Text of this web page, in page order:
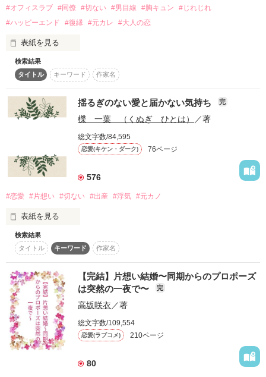
作品を読む
想いを寄せてる人がいるんだ
         だから
    君の事は愛せない
  ◇◆◇◆◇◆
  柚木沙月様   ナオ☆様
  あみなみ様   彩呂羽様
きのこみお様
感想ありがとうございます。
           ◇◆◇◆◇◆
   □■□■
#オフィスラブ #同僚 #切ない #男目線 #胸キュン
#じれじれ
#ハッピーエンド
#復縁 #元カレ #大人の恋
表紙を見る
「別れよっか」
瀬戸口 颯（せとぐち そう）（29）
突然別れを告げられた無自覚男
×
榛名 旭（はるな あさひ）（29）
家では感情豊かな、会社のクールビューティー
会社の同僚でもある二人の付き合いは、順調な、はずだった。
「だって、颯、私のこと好きじゃないでしょ」
引き留められず別れてしまったけれど。
別れてから意識する、恋。
その行方は・・・
2018/10/22
おかげさまで、総合ランキング、
恋愛（中・短編）ランキングに入りました。
本当にありがとうございます。
★Miukumi様
レビューとても嬉しいです！ありがとうございます。
検索結果
タイトル
キーワード 作家名
揺るぎのない愛と届かない気持ち 完
櫟 一葉 （くぬぎ ひとは） ／著
総文字数/84,595
恋愛(キケン・ダーク) 76ページ
576
#恋愛 #片想い #切ない #出産 #浮気 #元カノ
表紙を見る
この人とならと思って結婚した。
でも
私たち夫婦の間には
夫の元カノ
今は友達ということで
夫との距離感が危うい人がいる。
きっと
彼女に私たちは翻弄されるに違いない。
あなたはそれに気づかないの？
検索結果
タイトル
キーワード 作家名
【完結】片想い結婚〜同期からのプロポーズ
は突然の一夜で〜
完
高坂咲衣／著
総文字数/109,554
恋愛(ラブコメ) 210ページ
80